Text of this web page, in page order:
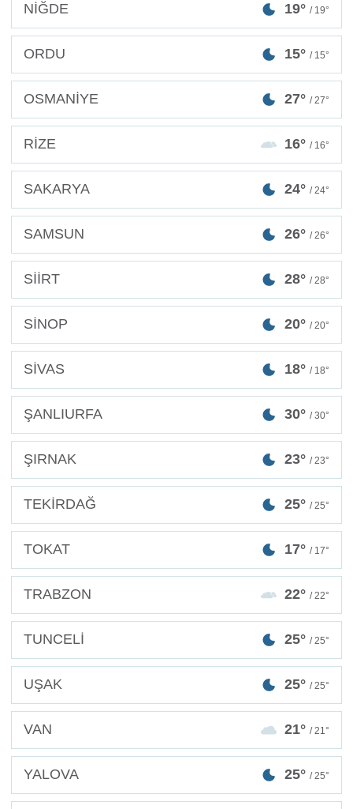
NİĞDE 19° / 19°
ORDU 15° / 15°
OSMANİYE 27° / 27°
RİZE 16° / 16°
SAKARYA 24° / 24°
SAMSUN 26° / 26°
SİİRT 28° / 28°
SİNOP 20° / 20°
SİVAS 18° / 18°
ŞANLIURFA 30° / 30°
ŞIRNAK 23° / 23°
TEKİRDAĞ 25° / 25°
TOKAT 17° / 17°
TRABZON 22° / 22°
TUNCELİ 25° / 25°
UŞAK 25° / 25°
VAN 21° / 21°
YALOVA 25° / 25°